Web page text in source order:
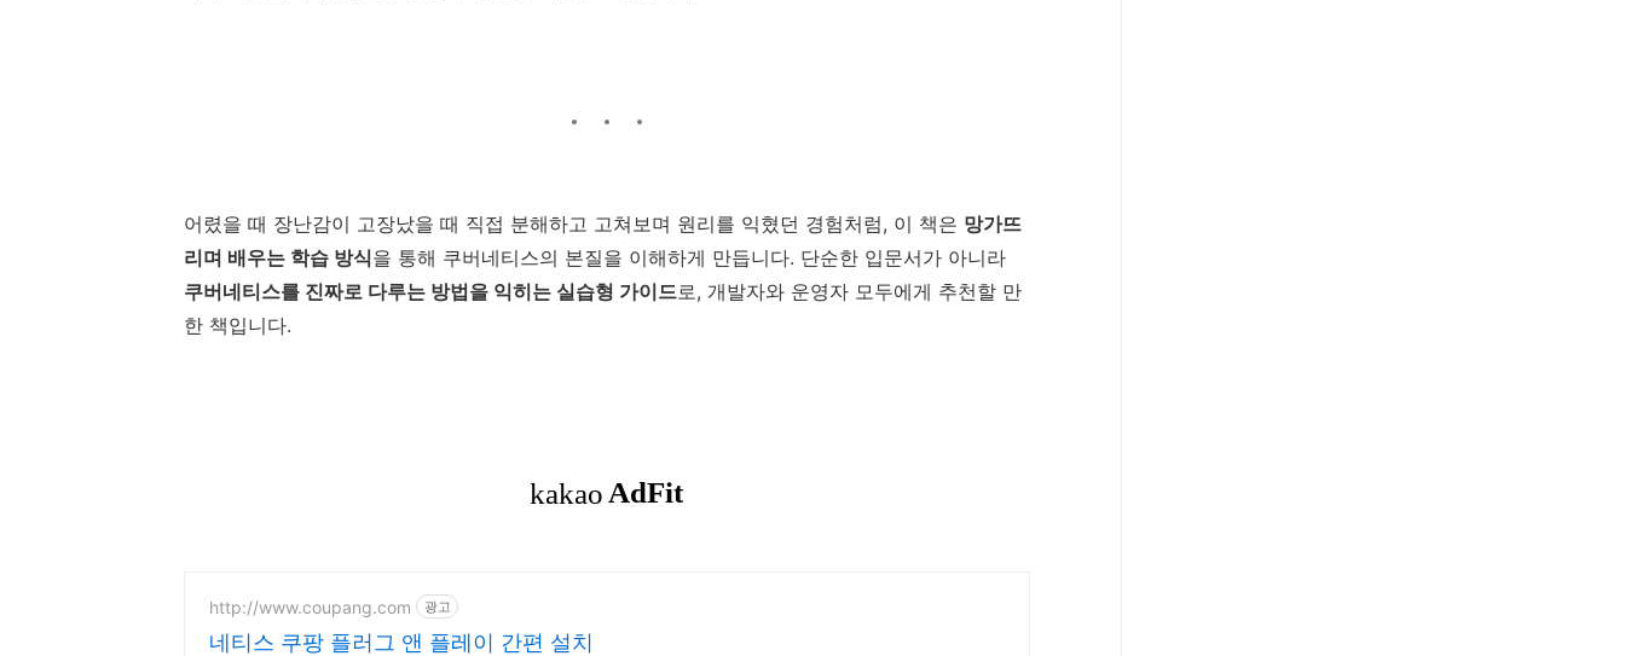
어렸을 때 장난감이 고장났을 때 직접 분해하고 고쳐보며 원리를 익혔던 경험처럼, 이 책은 망가뜨
리며 배우는 학습 방식을 통해 쿠버네티스의 본질을 이해하게 만듭니다. 단순한 입문서가 아니라
쿠버네티스를 진짜로 다루는 방법을 익히는 실습형 가이드로, 개발자와 운영자 모두에게 추천할 만
한 책입니다.
http://www.coupang.com 광고
네티스 쿠팡 플러그 앤 플레이 간편 설치